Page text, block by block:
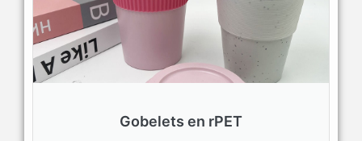
Gobelets en rPET